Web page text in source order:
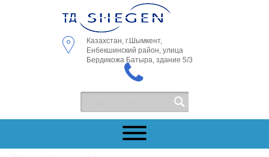
Казахстан, г.Шымкент,
Енбекшинский район, улица
Бердикожа Батыра, здание 5/3